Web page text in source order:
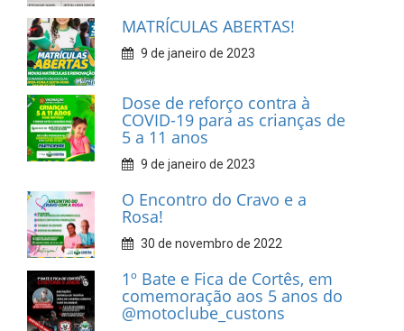
MATRÍCULAS ABERTAS!
9 de janeiro de 2023
Dose de reforço contra à
COVID-19 para as crianças de
5 a 11 anos
9 de janeiro de 2023
O Encontro do Cravo e a
Rosa!
30 de novembro de 2022
1º Bate e Fica de Cortês, em
comemoração aos 5 anos do
@motoclube_custons